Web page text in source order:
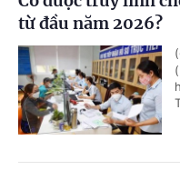
từ đầu năm 2026?